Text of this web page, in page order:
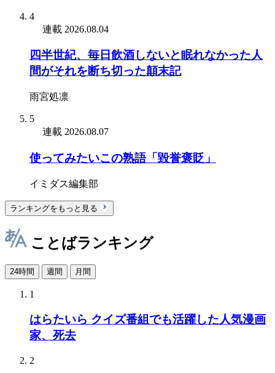
4
連載 2026.08.04
四半世紀、毎日飲酒しないと眠れなかった人
間がそれを断ち切った顛末記
雨宮処凛
5
連載 2026.08.07
使ってみたいこの熟語「毀誉褒貶」
イミダス編集部
ランキングをもっと見る
ことばランキング
24時間 週間 月間
1
はらたいら クイズ番組でも活躍した人気漫画
家、死去
2